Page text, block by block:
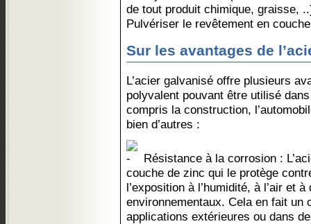
de tout produit chimique, graisse,
Pulvériser le revêtement en
Sur les avantages de
L’acier galvanisé offre plusieurs
polyvalent pouvant être utilisé
compris la construction,
bien d’autres :
Résistance à la corrosion :
couche de zinc qui le protège
l’exposition à l’humidité, à l’air et
environnementaux. Cela en fait un
applications extérieures ou dans